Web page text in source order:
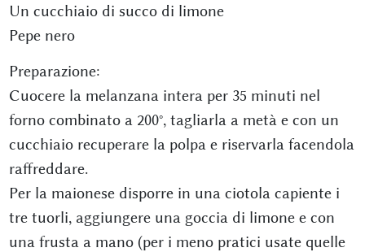
Un cucchiaio di succo di limone
Pepe nero
Preparazione:
Cuocere la melanzana intera per 35 minuti nel
forno combinato a 200°, tagliarla a metà e con un
cucchiaio recuperare la polpa e riservarla facendola
raffreddare.
Per la maionese disporre in una ciotola capiente i
tre tuorli, aggiungere una goccia di limone e con
una frusta a mano (per i meno pratici usate quelle